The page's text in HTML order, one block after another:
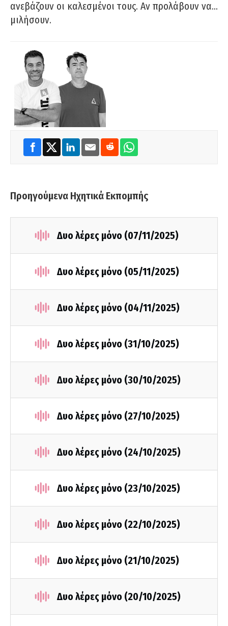
ανεβάζουν οι καλεσμένοι τους. Αν προλάβουν να…
μιλήσουν.
Προηγούμενα Ηχητικά Εκπομπής
Δυο λέρες μόνο (07/11/2025)
Δυο λέρες μόνο (05/11/2025)
Δυο λέρες μόνο (04/11/2025)
Δυο λέρες μόνο (31/10/2025)
Δυο λέρες μόνο (30/10/2025)
Δυο λέρες μόνο (27/10/2025)
Δυο λέρες μόνο (24/10/2025)
Δυο λέρες μόνο (23/10/2025)
Δυο λέρες μόνο (22/10/2025)
Δυο λέρες μόνο (21/10/2025)
Δυο λέρες μόνο (20/10/2025)